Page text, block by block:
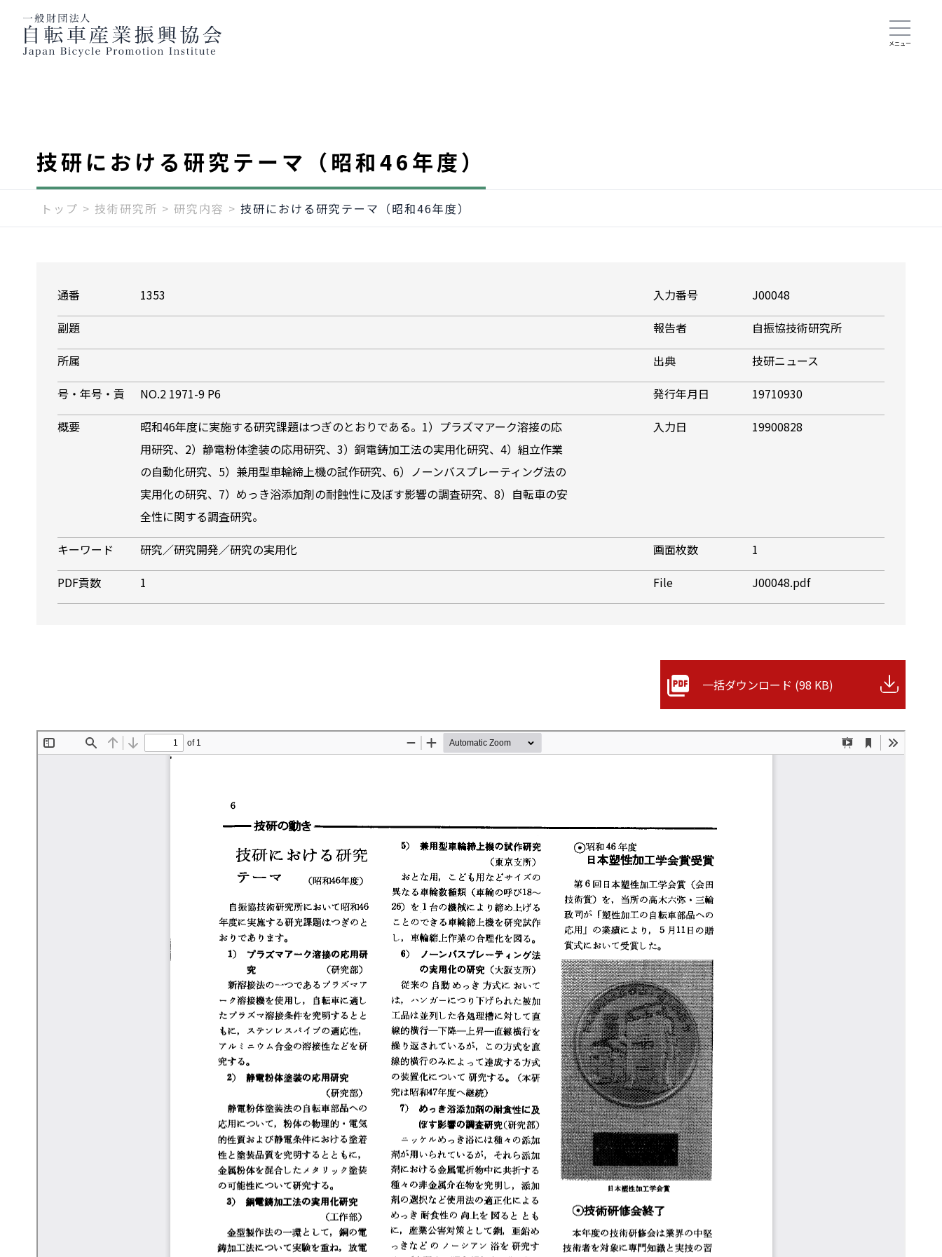
技研における研究テーマ（昭和46年度）
トップ > 技術研究所 > 研究内容 > 技研における研究テーマ（昭和46年度）
通番 1353 入力番号
J00048
副題
報告者
自振協技術研究所
所属
出典
技研ニュース
号・年号・貢
NO.2 1971-9 P6 発行年月日
19710930
概要
昭和46年度に実施する研究課題はつぎのとおりである。1）プラズマアーク溶接の応
用研究、2）静電粉体塗装の応用研究、3）銅電鋳加工法の実用化研究、4）組立作業
の自動化研究、5）兼用型車輪締上機の試作研究、6）ノーンバスプレーティング法の
実用化の研究、7）めっき浴添加剤の耐蝕性に及ぼす影響の調査研究、8）自転車の安
全性に関する調査研究。
入力日 19900828
キーワード 研究／研究開発／研究の実用化 画面枚数
1
PDF貢数
1 File J00048.pdf
一括ダウンロード (98 KB)